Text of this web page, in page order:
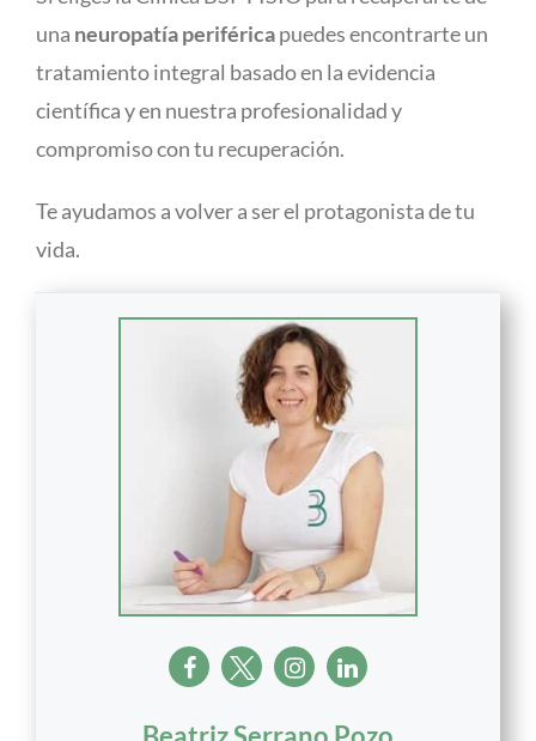
una neuropatía periféricapuedes encontrarte un
tratamiento integral basado en la evidencia
científica y en nuestra profesionalidad y
compromiso con tu recuperación.
Te ayudamos a volver a ser el protagonista de tu
vida.